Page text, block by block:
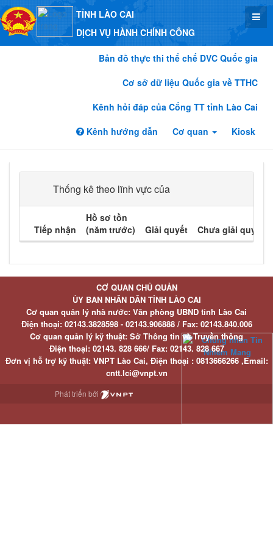
TỈNH LÀO CAI
DỊCH VỤ HÀNH CHÍNH CÔNG
Bản đồ thực thi thể chế DVC Quốc gia
Cơ sở dữ liệu Quốc gia về TTHC
Kênh hỏi đáp của Cổng TT tỉnh Lào Cai
Kênh hướng dẫn
Cơ quan Kiosk
Thống kê theo lĩnh vực của
Tiếp nhận
Hồ sơ tồn
(năm trước)
Giải quyết Chưa giải quyết
CƠ QUAN CHỦ QUẢN
ỦY BAN NHÂN DÂN TỈNH LÀO CAI
Cơ quan quản lý nhà nước: Văn phòng UBND tỉnh Lào Cai
Điện thoại:02143.3828598 - 02143.906888 / Fax:02143.840.006
Cơ quan quản lý kỹ thuật: Sở Thông tin và Truyền thông
Điện thoại:02143. 828 666/ Fax:02143. 828 667
Đơn vị hỗ trợ kỹ thuật: VNPT Lào Cai, Điện thoại : 0813666266 ,Email:
cntt.lci@vnpt.vn
Phát triển bởi